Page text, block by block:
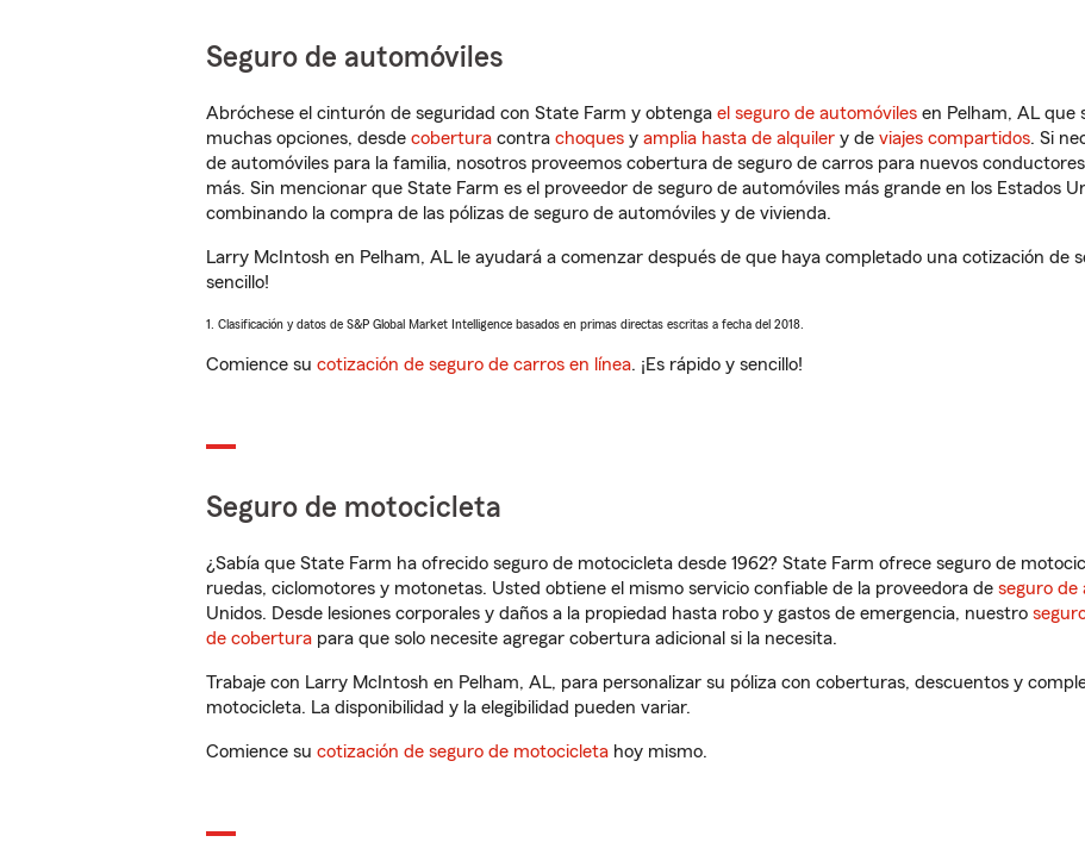
Seguro de automóviles
Abróchese el cinturón de seguridad con State Farm y obtenga el seguro de automóviles en Pelham, AL que
muchas opciones, desde cobertura contra choques y amplia hasta de alquiler y de viajes compartidos. Si
de automóviles para la familia, nosotros proveemos cobertura de seguro de carros para nuevos
más. Sin mencionar que State Farm es el proveedor de seguro de automóviles más grande en los Estados
combinando la compra de las pólizas de seguro de automóviles y de vivienda.
Larry McIntosh en Pelham, AL le ayudará a comenzar después de que haya completado una cotización de
sencillo!
1. Clasificación y datos de S&P Global Market Intelligence basados en primas directas escritas a fecha del 2018.
Comience su cotización de seguro de carros en línea. ¡Es rápido y sencillo!
Seguro de motocicleta
¿Sabía que State Farm ha ofrecido seguro de motocicleta desde 1962? State Farm ofrece seguro de
ruedas, ciclomotores y motonetas. Usted obtiene el mismo servicio confiable de la proveedora de seguro de
Unidos. Desde lesiones corporales y daños a la propiedad hasta robo y gastos de emergencia, nuestro
de cobertura para que solo necesite agregar cobertura adicional si la necesita.
Trabaje con Larry McIntosh en Pelham, AL, para personalizar su póliza con coberturas, descuentos y
motocicleta. La disponibilidad y la elegibilidad pueden variar.
Comience su cotización de seguro de motocicleta hoy mismo.